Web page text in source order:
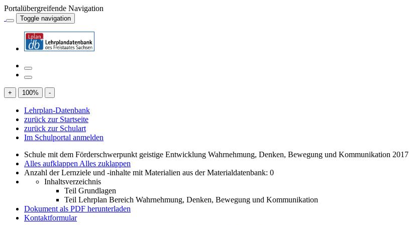
Portalübergreifende Navigation
Toggle navigation
+ 100% -
Lehrplan-Datenbank
zurück zur Startseite
zurück zur Schulart
Im Schulportal anmelden
Schule mit dem Förderschwerpunkt geistige Entwicklung Wahrnehmung, Denken, Bewegung und Kommunikation 2017
Alles aufklappen Alles zuklappen
Anzahl der Lernziele und -inhalte mit Materialien aus der Materialdatenbank: 0
Inhaltsverzeichnis
Teil Grundlagen
Teil Lehrplan Bereich Wahrnehmung, Denken, Bewegung und Kommunikation
Dokument als PDF herunterladen
Kontaktformular